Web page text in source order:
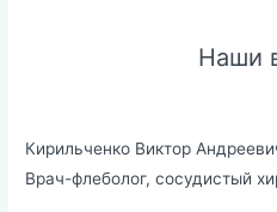
Наши
Кирильченко Виктор
Врач-флеболог, сосудистый